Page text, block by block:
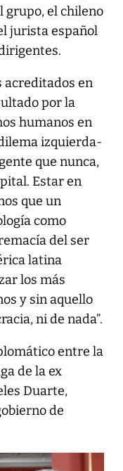
grupo, el chileno
jurista español
acreditados en
por la
humanos en
izquierda-
que nunca,
Estar en
que un
como
del ser
latina
los más
y sin aquello
ni de nada”.
entre la
de la ex
Duarte,
de